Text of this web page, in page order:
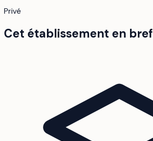
Privé
Cet établissement en bref